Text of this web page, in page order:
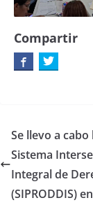
Compartir
Se llevo a
Sistema
Integral de
(SIPRODDIS)